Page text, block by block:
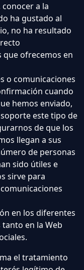
a la
ha gustado al
no ha resultado
ofrecemos en
o comunicaciones
cuando
hemos enviado,
este tipo de
de que los
llegan a sus
de personas
sido útiles e
sirve para
en los diferentes
en la Web
el tratamiento